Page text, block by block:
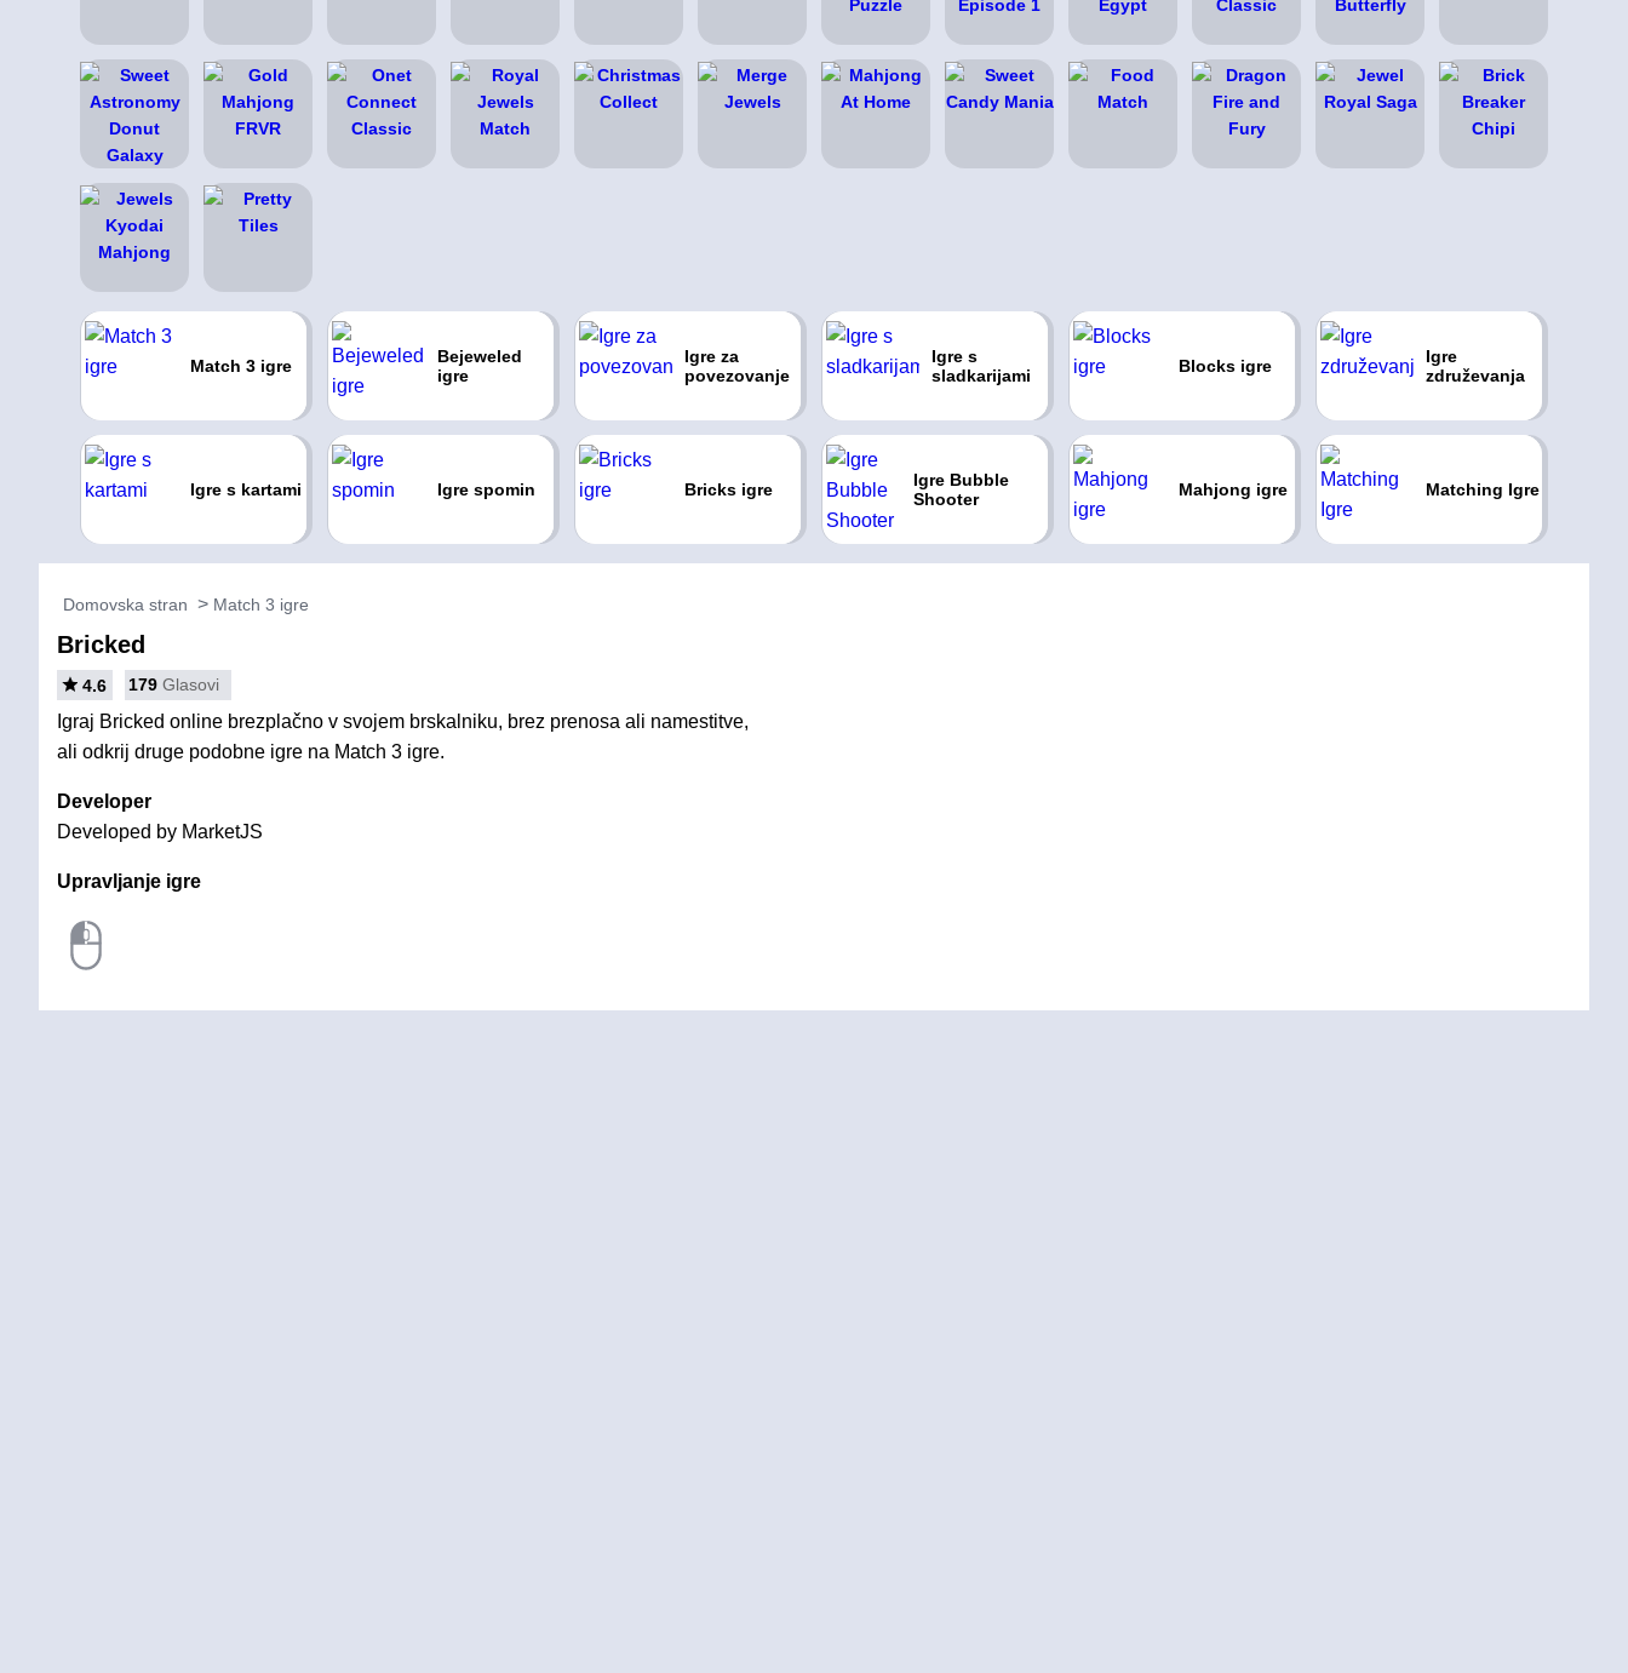
Match 3 igre
Bejeweled
igre
Igre za
povezovanje
Igre s
sladkarijami
Blocks igre
Igre
združevanja
Igre s kartami Igre spomin Bricks igre
Igre Bubble
Shooter
Mahjong igre Matching Igre
Domovska stran Match 3 igre
Bricked
4.6 179 Glasovi
Igraj Bricked online brezplačno v svojem brskalniku, brez prenosa ali namestitve,
ali odkrij druge podobne igre na Match 3 igre.
Developer
Developed by MarketJS
Upravljanje igre